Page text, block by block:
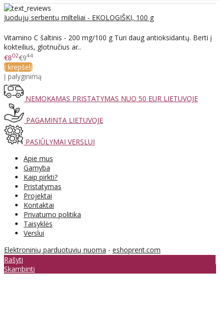
Juodųjų serbentų milteliai - EKOLOGIŠKI, 100 g
Vitamino C šaltinis - 200 mg/100 g Turi daug antioksidantų. Berti į
kokteilius, glotnučius ar..
€802€944
Į krepšelį
Į palyginimą
NEMOKAMAS PRISTATYMAS NUO 50 EUR LIETUVOJE
PAGAMINTA LIETUVOJE
PASIŪLYMAI VERSLUI
Apie mus
Gamyba
Kaip pirkti?
Pristatymas
Projektai
Kontaktai
Privatumo politika
Taisyklės
Verslui
Elektroninių parduotuvių nuoma - eshoprent.com
Rašyti
Skambinti